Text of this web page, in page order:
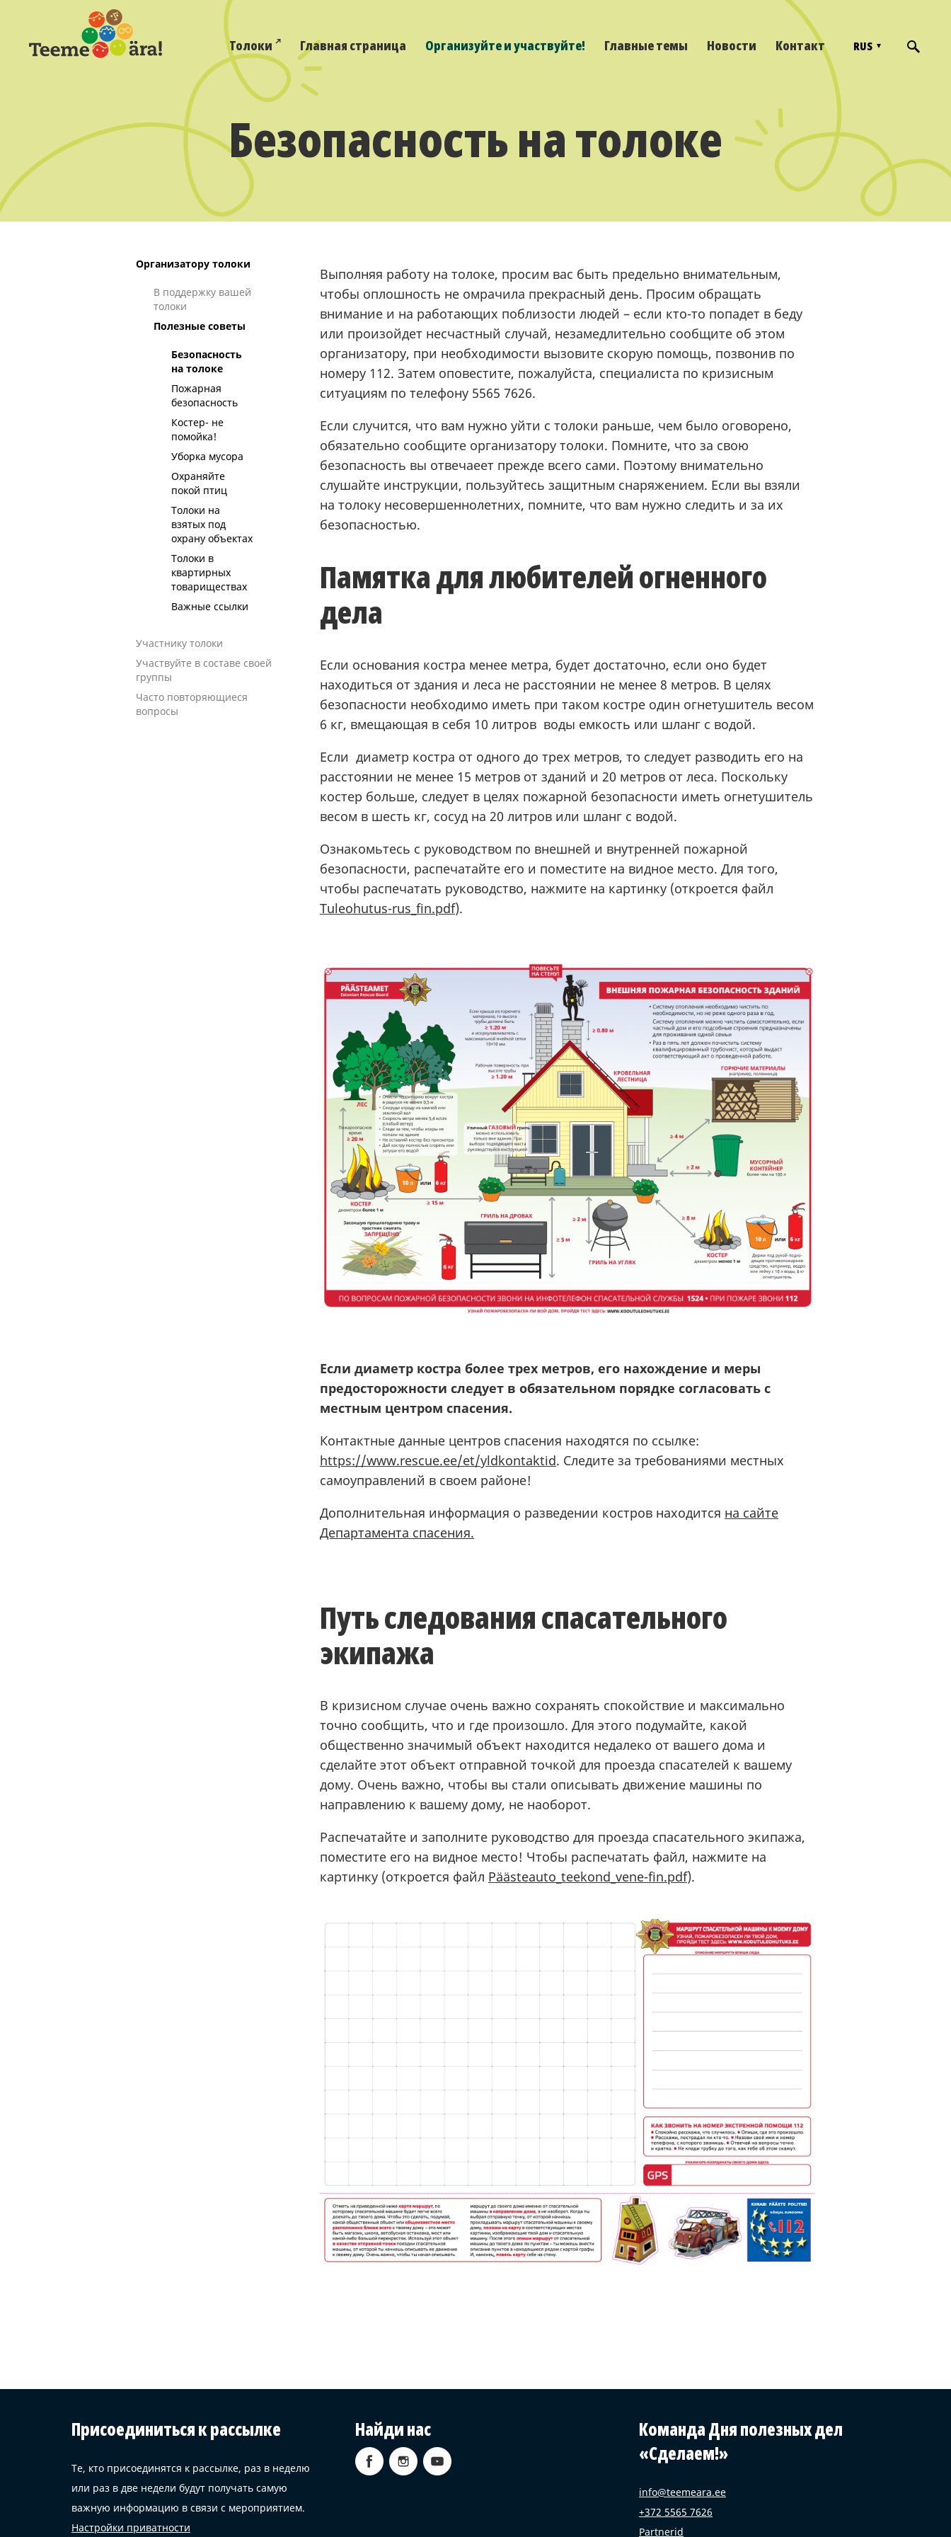
Толоки Главная страница Организуйте и участвуйте! Главные темы Новости Контакт RUS
Безопасность на толоке
Организатору толоки
В поддержку вашей
толоки
Полезные советы
Безопасность
на толоке
Пожарная
безопасность
Костер- не
помойка!
Уборка мусора
Охраняйте
покой птиц
Толоки на
взятых под
охрану объектах
Толоки в
квартирных
товариществах
Важные ссылки
Участнику толоки
Участвуйте в составе своей
группы
Часто повторяющиеся
вопросы
Выполняя работу на толоке, просим вас быть предельно внимательным,
чтобы оплошность не омрачила прекрасный день. Просим обращать
внимание и на работающих поблизости людей – если кто-то попадет в беду
или произойдет несчастный случай, незамедлительно сообщите об этом
организатору, при необходимости вызовите скорую помощь, позвонив по
номеру 112. Затем оповестите, пожалуйста, специалиста по кризисным
ситуациям по телефону 5565 7626.
Если случится, что вам нужно уйти с толоки раньше, чем было оговорено,
обязательно сообщите организатору толоки. Помните, что за свою
безопасность вы отвечаеет прежде всего сами. Поэтому внимательно
слушайте инструкции, пользуйтесь защитным снаряжением. Если вы взяли
на толоку несовершеннолетних, помните, что вам нужно следить и за их
безопасностью.
Памятка для любителей огненного
дела
Если основания костра менее метра, будет достаточно, если оно будет
находиться от здания и леса не расстоянии не менее 8 метров. В целях
безопасности необходимо иметь при таком костре один огнетушитель весом
6 кг, вмещающая в себя 10 литров воды емкость или шланг с водой.
Если диаметр костра от одного до трех метров, то следует разводить его на
расстоянии не менее 15 метров от зданий и 20 метров от леса. Поскольку
костер больше, следует в целях пожарной безопасности иметь огнетушитель
весом в шесть кг, сосуд на 20 литров или шланг с водой.
Ознакомьтесь c руководством по внешней и внутренней пожарной
безопасности, распечатайте его и поместите на видное место. Для того,
чтобы распечатать руководство, нажмите на картинку (откроется файл
Tuleohutus-rus_fin.pdf).
Если диаметр костра более трех метров, его нахождение и меры
предосторожности следует в обязательном порядке согласовать с
местным центром спасения.
Контактные данные центров спасения находятся по ссылке:
https://www.rescue.ee/et/yldkontaktid. Следите за требованиями местных
самоуправлений в своем районе!
Дополнительная информация о разведении костров находится на сайте
Департамента спасения.
Путь следования спасательного
экипажа
В кризисном случае очень важно сохранять спокойствие и максимально
точно сообщить, что и где произошло. Для этого подумайте, какой
общественно значимый объект находится недалеко от вашего дома и
сделайте этот объект отправной точкой для проезда спасателей к вашему
дому. Очень важно, чтобы вы стали описывать движение машины по
направлению к вашему дому, не наоборот.
Распечатайте и заполните руководство для проезда спасательного экипажа,
поместите его на видное место! Чтобы распечатать файл, нажмите на
картинку (откроется файл Päästeauto_teekond_vene-fin.pdf).
Присоединиться к рассылке
Те, кто присоединятся к рассылке, раз в неделю
или раз в две недели будут получать самую
важную информацию в связи с мероприятием.
Настройки приватности
Найди нас
Команда Дня полезных дел
«Сделаем!»
info@teemeara.ee
+372 5565 7626
Partnerid